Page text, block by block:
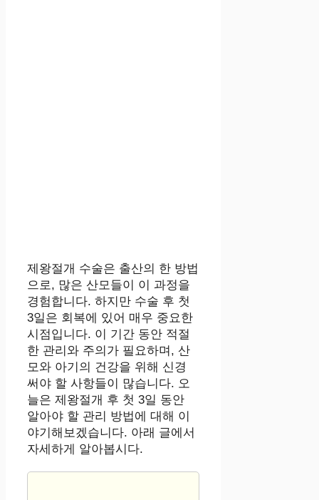
제왕절개 수술은 출산의 한 방법
으로, 많은 산모들이 이 과정을
경험합니다. 하지만 수술 후 첫
3일은 회복에 있어 매우 중요한
시점입니다. 이 기간 동안 적절
한 관리와 주의가 필요하며, 산
모와 아기의 건강을 위해 신경
써야 할 사항들이 많습니다. 오
늘은 제왕절개 후 첫 3일 동안
알아야 할 관리 방법에 대해 이
야기해보겠습니다. 아래 글에서
자세하게 알아봅시다.